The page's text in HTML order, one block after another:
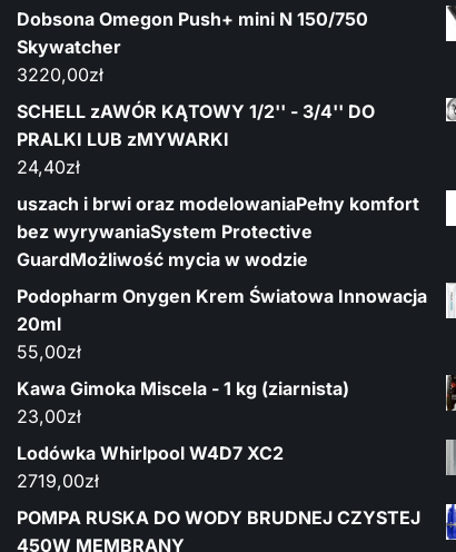
Dobsona Omegon Push+ mini N 150/750
Skywatcher
3220,00zł
SCHELL zAWÓR KĄTOWY 1/2'' - 3/4'' DO
PRALKI LUB zMYWARKI
24,40zł
uszach i brwi oraz modelowaniaPełny komfort
bez wyrywaniaSystem Protective
GuardMożliwość mycia w wodzie
Podopharm Onygen Krem Światowa Innowacja
20ml
55,00zł
Kawa Gimoka Miscela - 1 kg (ziarnista)
23,00zł
Lodówka Whirlpool W4D7 XC2
2719,00zł
POMPA RUSKA DO WODY BRUDNEJ CZYSTEJ
450W MEMBRANY